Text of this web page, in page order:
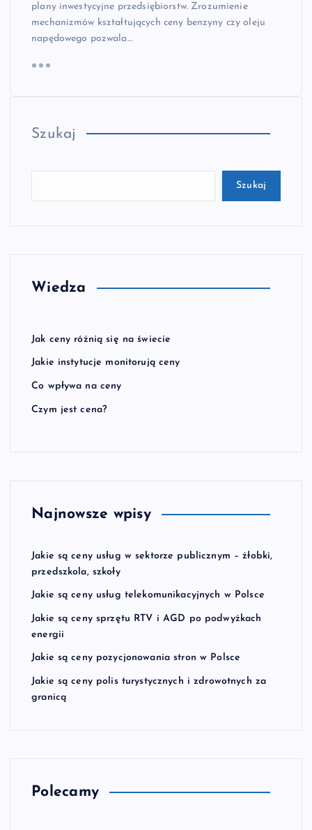
plany inwestycyjne przedsiębiorstw. Zrozumienie
mechanizmów kształtujących ceny benzyny czy oleju
napędowego pozwala…
Szukaj
Szukaj
Wiedza
Jak ceny różnią się na świecie
Jakie instytucje monitorują ceny
Co wpływa na ceny
Czym jest cena?
Najnowsze wpisy
Jakie są ceny usług w sektorze publicznym – żłobki,
przedszkola, szkoły
Jakie są ceny usług telekomunikacyjnych w Polsce
Jakie są ceny sprzętu RTV i AGD po podwyżkach
energii
Jakie są ceny pozycjonowania stron w Polsce
Jakie są ceny polis turystycznych i zdrowotnych za
granicą
Polecamy